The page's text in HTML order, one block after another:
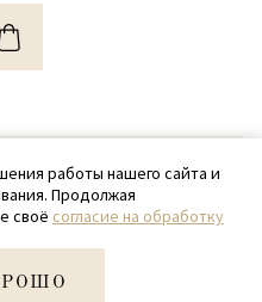
SamPack
97-87
сайта
работы нашего сайта и
Продолжая
своё согласие на обработку